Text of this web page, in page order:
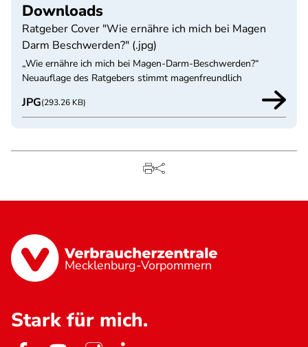
Downloads
Ratgeber Cover "Wie ernähre ich mich bei Magen
Darm Beschwerden?" (.jpg)
„Wie ernähre ich mich bei Magen-Darm-Beschwerden?“
Neuauflage des Ratgebers stimmt magenfreundlich
JPG(293.26 KB)
Mecklenburg-Vorpommern
Stark für mich.